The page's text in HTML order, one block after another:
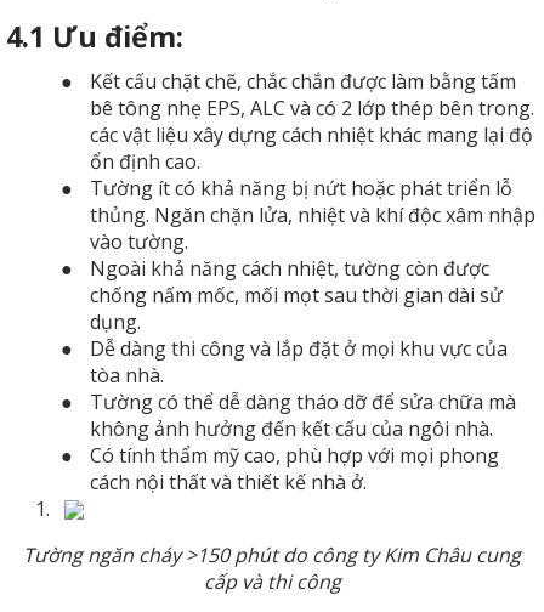
4.1 Ưu điểm:
●
Kết cấu chặt chẽ, chắc chắn được làm bằng tấm
bê tông nhẹ EPS, ALC và có 2 lớp thép bên trong.
các vật liệu xây dựng cách nhiệt khác mang lại độ
ổn định cao.
●
Tường ít có khả năng bị nứt hoặc phát triển lỗ
thủng. Ngăn chặn lửa, nhiệt và khí độc xâm nhập
vào tường.
●
Ngoài khả năng cách nhiệt, tường còn được
chống nấm mốc, mối mọt sau thời gian dài sử
dụng.
●
Dễ dàng thi công và lắp đặt ở mọi khu vực của
tòa nhà.
●
Tường có thể dễ dàng tháo dỡ để sửa chữa mà
không ảnh hưởng đến kết cấu của ngôi nhà.
●
Có tính thẩm mỹ cao, phù hợp với mọi phong
cách nội thất và thiết kế nhà ở.
1.
Tường ngăn cháy >150 phút do công ty Kim Châu cung
cấp và thi công